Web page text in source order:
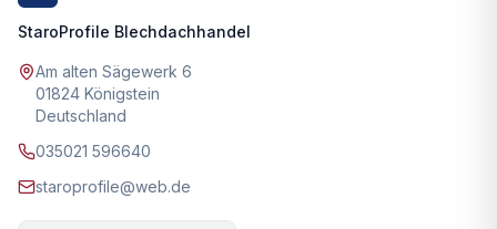
StaroProfile Blechdachhandel
Am alten Sägewerk 6
01824 Königstein
Deutschland
035021 596640
staroprofile@web.de